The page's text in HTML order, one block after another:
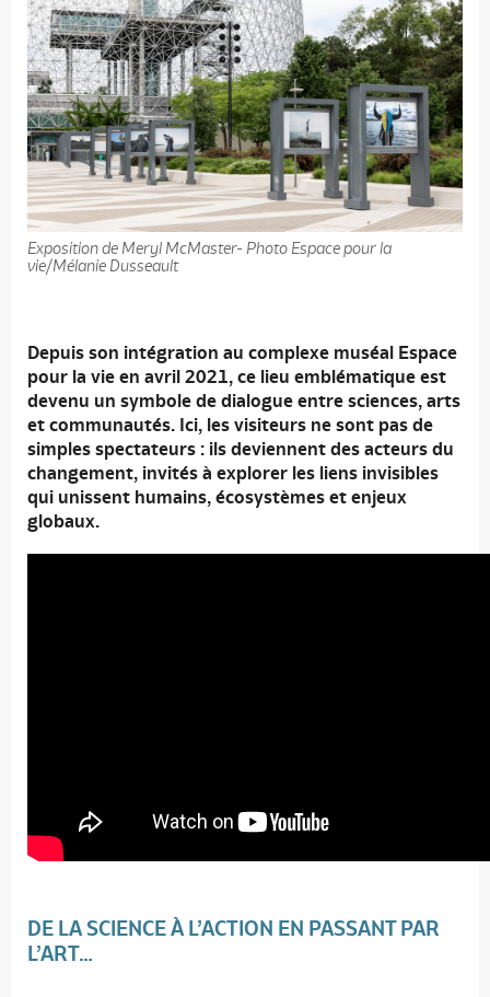
Exposition de Meryl McMaster- Photo Espace pour la
vie/Mélanie Dusseault
Depuis son intégration au complexe muséal Espace
pour la vie en avril 2021, ce lieu emblématique est
devenu un symbole de dialogue entre sciences, arts
et communautés. Ici, les visiteurs ne sont pas de
simples spectateurs : ils deviennent des acteurs du
changement, invités à explorer les liens invisibles
qui unissent humains, écosystèmes et enjeux
globaux.
DE LA SCIENCE À L’ACTION EN PASSANT PAR
L’ART…